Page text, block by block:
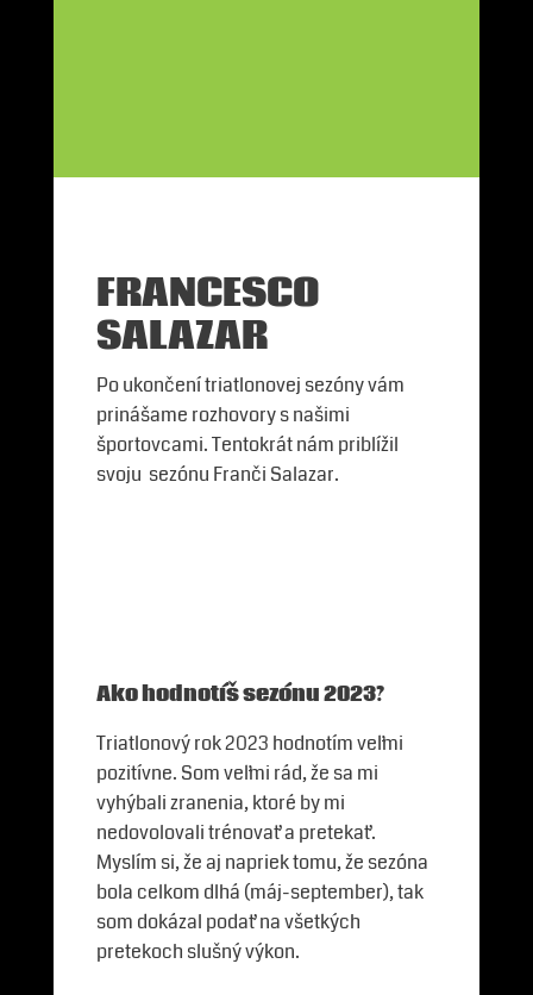
FRANCESCO
SALAZAR
Po ukončení triatlonovej sezóny vám
prinášame rozhovory s našimi
športovcami. Tentokrát nám priblížil
svoju sezónu Franči Salazar.
Ako hodnotíš sezónu 2023?
Triatlonový rok 2023 hodnotím veľmi
pozitívne. Som veľmi rád, že sa mi
vyhýbali zranenia, ktoré by mi
nedovolovali trénovať a pretekať.
Myslím si, že aj napriek tomu, že sezóna
bola celkom dlhá (máj-september), tak
som dokázal podať na všetkých
pretekoch slušný výkon.